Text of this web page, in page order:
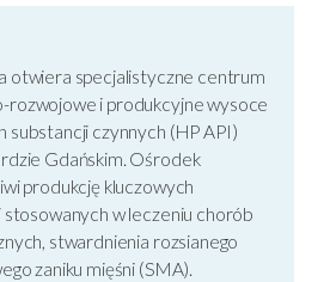
otwiera specjalistyczne centrum
rozwojowe i produkcyjne wysoce
substancji czynnych (HP API)
Gdańskim. Ośrodek
produkcję kluczowych
stosowanych w leczeniu chorób
stwardnienia rozsianego
zaniku mięśni (SMA).